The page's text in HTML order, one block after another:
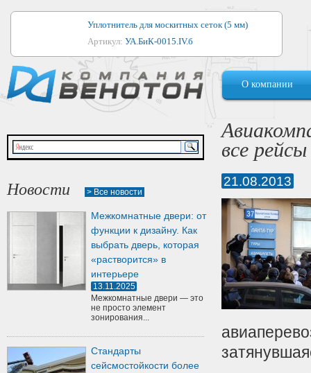
Уплотнитель для москитных сеток (5 мм)
Артикул: УА.БиК-0015.IV.б
Уплотнитель для алюминиевых окон
Артикул:1044
Уплотнитель для деревянных окон
Артикул:УМ.БиК-0062.IV.б
Уплотнитель лоджиевый для (4, 5, 6 мм)
Уплотнитель для деревянных дверей
Артикул:
О компании
Новости > Все новости
Межкомнатные двери: от
функции к дизайну. Как
выбрать дверь, которая
«растворится» в
интерьере
13.11.2025
Межкомнатные двери — это
не просто элемент
зонирования...
Стандарты
сейсмостойкости более
все рейсы
21.08.2013